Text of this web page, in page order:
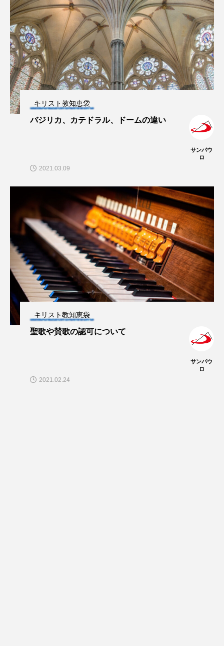
キリスト教知恵袋
バジリカ、カテドラル、ドームの違い
サンパウ
ロ
2021.03.09
キリスト教知恵袋
聖歌や賛歌の認可について
サンパウ
ロ
2021.02.24